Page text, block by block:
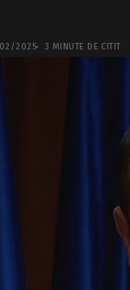
2025 3 MINUTE DE CITIT